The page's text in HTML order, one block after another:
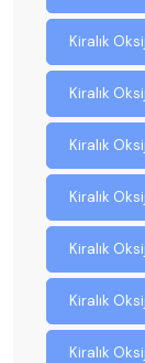
Kiralık
Kiralık
Kiralık
Kiralık
Kiralık
Kiralık
Kiralık